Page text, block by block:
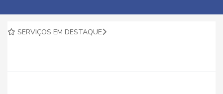
SERVIÇOS EM DESTAQUE